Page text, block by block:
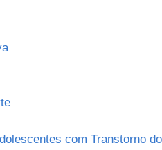
com Transtorno